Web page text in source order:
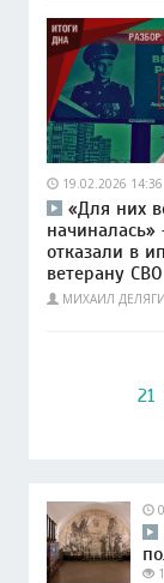
19.02.2026 14:36
«Для них
отказали в
ветерану СВО
МИХАИЛ
21